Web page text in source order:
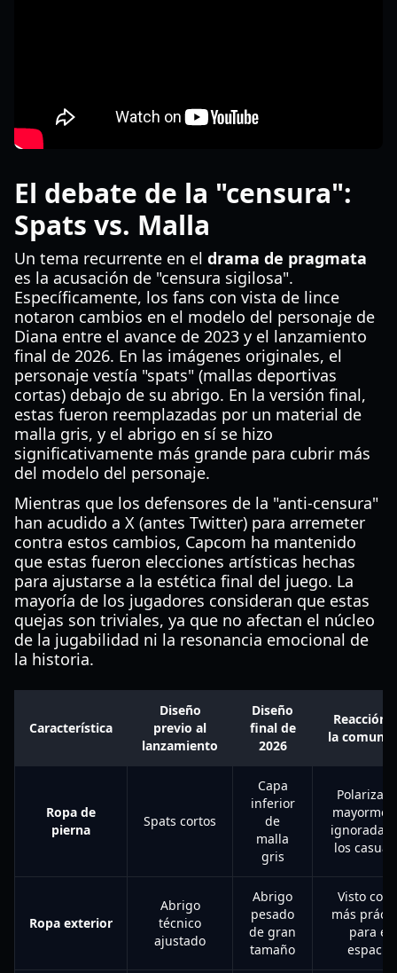
El debate de la "censura":
Spats vs. Malla
Un tema recurrente en el drama de pragmata
es la acusación de "censura sigilosa".
Específicamente, los fans con vista de lince
notaron cambios en el modelo del personaje de
Diana entre el avance de 2023 y el lanzamiento
final de 2026. En las imágenes originales, el
personaje vestía "spats" (mallas deportivas
cortas) debajo de su abrigo. En la versión final,
estas fueron reemplazadas por un material de
malla gris, y el abrigo en sí se hizo
significativamente más grande para cubrir más
del modelo del personaje.
Mientras que los defensores de la "anti-censura"
han acudido a X (antes Twitter) para arremeter
contra estos cambios, Capcom ha mantenido
que estas fueron elecciones artísticas hechas
para ajustarse a la estética final del juego. La
mayoría de los jugadores consideran que estas
quejas son triviales, ya que no afectan el núcleo
de la jugabilidad ni la resonancia emocional de
la historia.
Característica
Diseño
previo al
lanzamiento
Diseño
final de
2026
Reacción
la
Ropa de
pierna
Spats cortos
Capa
inferior
de
malla
gris
ignorada
los
Ropa exterior
Abrigo
técnico
ajustado
Abrigo
pesado
de gran
tamaño
Visto
más
para el
espacio